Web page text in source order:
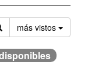
más vistos